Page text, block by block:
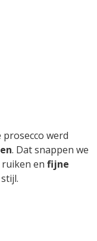
werd
. Dat snappen we
ruiken en fijne